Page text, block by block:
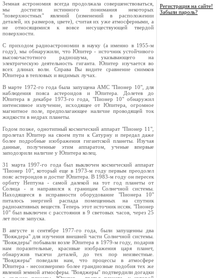
Земная астрономия всегда продолжала совершенствоваться,
мы достигли истинного понимания некоторых
"поверхностных" явлений (изменений в расположении
деталей, их размеров, цвете), считая их уже атмосферными, а
не относящимися к вовсе несуществующей твердой
поверхности.
С приходом радиоастрономии в науку (а именно в 1955-м
году), мы обнаружили, что Юпитер - источник устойчивого
высокочастотного радиошума, указывающего на
электрическую деятельность гиганта. Юпитер изучается во
всех длинах волн. Справа Вы видите сравнение снимков
Юпитера в тепловых и видимых лучах.
В марте 1972-го года была запущена АМС "Пионер 10", для
наблюдения пояса астероидов и Юпитера. Долетев до
Юпитера в декабре 1973-го года, "Пионер 10" обнаружил
интенсивное излучение, исходящее от Юпитера, огромное
магнитное поле, предполагающее наличие проводящей ток
жидкости в недрах планеты.
Годом позже, однотипный космический аппарат "Пионер 11",
пролетал Юпитер на своем пути к Сатурну и передал даже
более подробные изображения гигантской планеты. Изучая
данные, полученные этим аппаратом, ученые впервые
заподозрили наличие у Юпитера колец.
31 марта 1997-го года был выключен космический аппарат
"Пионер 10", который еще в 1973-м году первым преодолел
пояс астероидов и достиг Юпитера. В 1983-м году он пересек
орбиту Нептуна - самой далекой на тот год планеты от
Солнца - и направился к границам Солнечной системы.
Находящееся в исправности оборудование "Пионера 10"
питалось энергией распада помещенных на спутник
радиоактивных веществ. Теперь этот источник иссяк. "Пионер
10" был выключен с расстояния в 9 световых часов, через 25
лет после запуска.
В августе и сентябре 1977-го года, были запущенны два
"Вояждера" для изучения внешней части Солнечной системы.
"Вояждеры" побывали возле Юпитера в 1979-м году, подарив
нам поразительные, красивые изображения царя планет,
обнаружив тысячи деталей, до тех пор неизвестные.
"Вояджеры" поведали нам, что процессы в атмосфере
Юпитера - несоизмеримо более грандиозные подобия тех же
явлений земной атмосферы. "Вояджеры" подтвердили догадки
Регистрация на сайте!
Забыли пароль?